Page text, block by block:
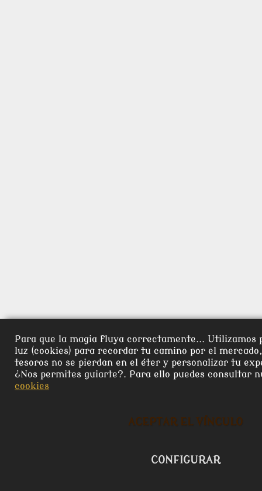
Para que la magia fluya correctamente... Utilizamos
luz (cookies) para recordar tu camino por el
tesoros no se pierdan en el éter y personalizar tu
¿Nos permites guiarte?. Para ello puedes consultar
cookies
ACEPTAR EL VÍNCULO
CONFIGURAR